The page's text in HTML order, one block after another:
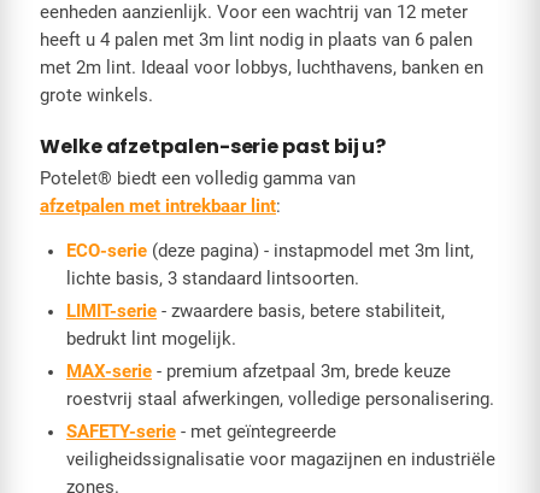
eenheden aanzienlijk. Voor een wachtrij van 12 meter
heeft u 4 palen met 3m lint nodig in plaats van 6 palen
met 2m lint. Ideaal voor lobbys, luchthavens, banken en
grote winkels.
Welke afzetpalen-serie past bij u?
Potelet® biedt een volledig gamma van
afzetpalen met intrekbaar lint:
ECO-serie (deze pagina) - instapmodel met 3m lint,
lichte basis, 3 standaard lintsoorten.
LIMIT-serie - zwaardere basis, betere stabiliteit,
bedrukt lint mogelijk.
MAX-serie - premium afzetpaal 3m, brede keuze
roestvrij staal afwerkingen, volledige personalisering.
SAFETY-serie - met geïntegreerde
veiligheidssignalisatie voor magazijnen en industriële
zones.